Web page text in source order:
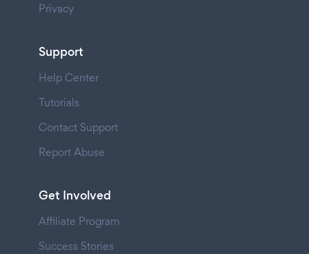
Privacy
Support
Help Center
Tutorials
Contact Support
Report Abuse
Get Involved
Affiliate Program
Success Stories